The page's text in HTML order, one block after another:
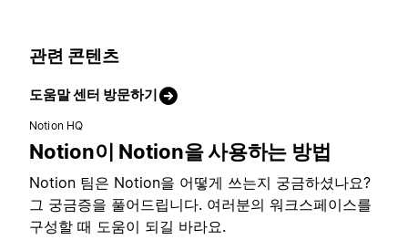
관련 콘텐츠
도움말 센터 방문하기
Notion HQ
Notion이 Notion을 사용하는 방법
Notion 팀은 Notion을 어떻게 쓰는지 궁금하셨나요?
그 궁금증을 풀어드립니다. 여러분의 워크스페이스를
구성할 때 도움이 되길 바라요.